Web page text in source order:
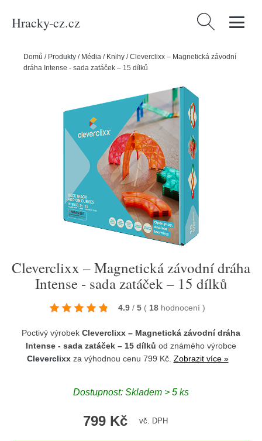
Hracky-cz.cz Vyhledávání
Domů / Produkty / Média / Knihy /Cleverclixx – Magnetická závodní
dráha Intense - sada zatáček – 15 dílků
Cleverclixx – Magnetická závodní dráha
Intense - sada zatáček – 15 dílků
4.9 / 5 ( 18 hodnocení )
Poctivý výrobek Cleverclixx – Magnetická závodní dráha
Intense - sada zatáček – 15 dílků od známého výrobce
Cleverclixxza výhodnou cenu 799 Kč. Zobrazit více »
Dostupnost: Skladem > 5 ks
799 Kč vč. DPH